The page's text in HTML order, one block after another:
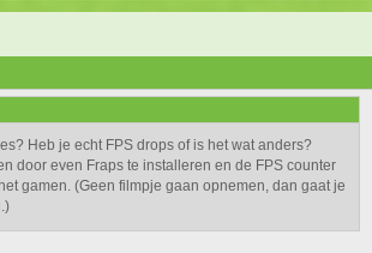
Heb je echt FPS drops of is het wat anders?
door even Fraps te installeren en de FPS counter
gamen. (Geen filmpje gaan opnemen, dan gaat je